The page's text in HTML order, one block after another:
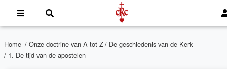
Home / Onze doctrine van A tot Z/ De geschiedenis van de Kerk
/ 1. De tijd van de apostelen